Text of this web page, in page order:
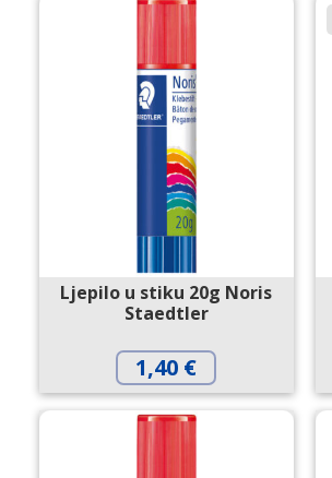
Ljepilo u stiku 20g Noris
Staedtler
1,40 €